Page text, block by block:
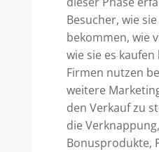
Besucher, wie
bekommen, wie
wie sie es
Firmen nutzen
weitere
den Verkauf zu
die Verknappung,
Bonusprodukte,